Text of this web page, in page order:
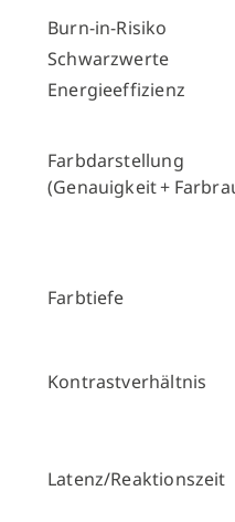
Burn-in-Risiko
Schwarzwerte
Energieeffizienz
Farbdarstellung
(Genauigkeit +
Farbtiefe
Kontrastverhältnis
Latenz/Reaktionszeit